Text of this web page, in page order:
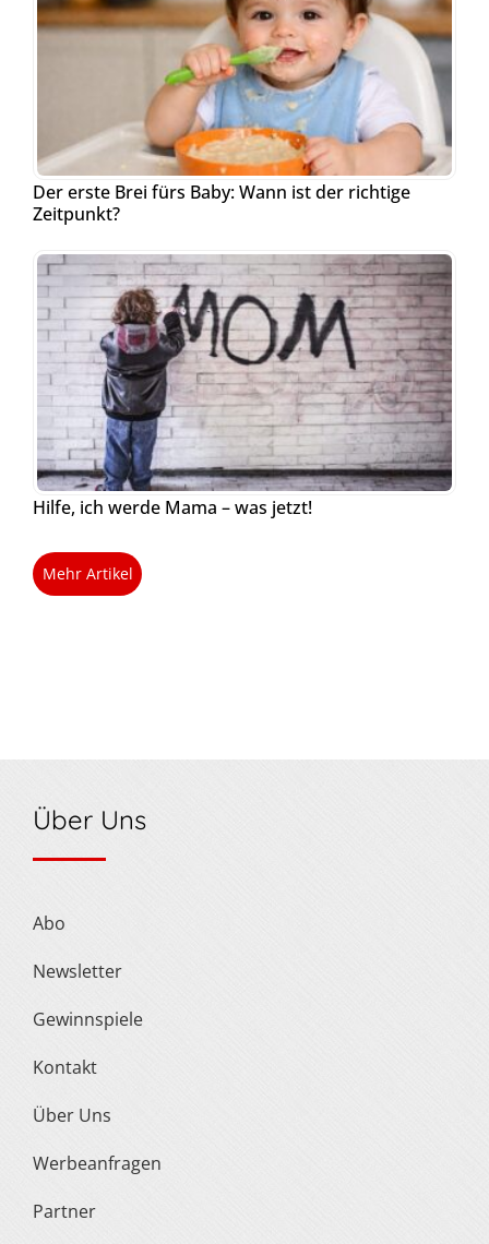
Der erste Brei fürs Baby: Wann ist der richtige
Zeitpunkt?
Hilfe, ich werde Mama – was jetzt!
Mehr Artikel
Über Uns
Abo
Newsletter
Gewinnspiele
Kontakt
Über Uns
Werbeanfragen
Partner